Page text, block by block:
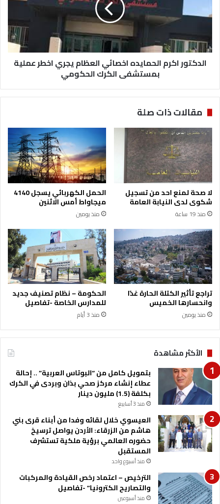
يجري
عملية
بمستشفى
الكرك
الدكتور اكرم الحمايده اخصائي العظام يجري اخطر عملية
بمستشفى الكرك الحكومي
مقالات ذات صلة
لا صحة لمنع احد من تسجيل
شكوى لدى النيابة العامة
منذ 19 ساعة
الحمل الكهربائي يسجل 4140
ميجاواط أمس الاثنين
منذ يومين
تراجع تأثير الكتلة الحارة غدًا
وانحسارها الخميس
منذ يومين
الحكومة – نظام تصنيف جديد
للمدارس الخاصة -تفاصيل
منذ 3 أيام
الأكثر مشاهدة
بتمويل كامل من “البوتاس العربية” .. إحالة
عطاء إنشاء مركز صحي بذان وبردى في الكرك
بكلفة (1.5) مليون دينار
منذ 3 أسابيع
العيسوي خلال لقائه وفدا من أبناء قرى بني
هاشم من الزرقاء: الأردن يواصل ترسيخ
حضوره العالمي برؤية ملكية تستشرف
المستقبل
منذ أسبوع واحد
الترخيص – اعتماد رخص القيادة والمركبات
والتصاريح الكترونيا” -تفاصيل
منذ أسبوعين